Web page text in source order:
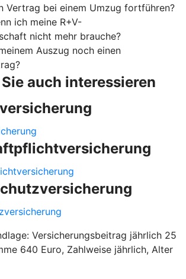
Vertrag bei einem Umzug fortführen?
ich meine R+V-
nicht mehr brauche?
Auszug noch einen
auch interessieren
Versicherungsbeitrag jährlich 25
640 Euro, Zahlweise jährlich, Alter